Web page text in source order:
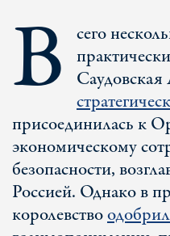
В сего
присоединилась к
экономическому
безопасности,
Россией. Однако в
королевство